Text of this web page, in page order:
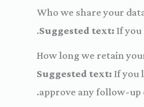
Who we share your
Suggested text:If
How long we retain
Suggested text:If you
approve any follow-